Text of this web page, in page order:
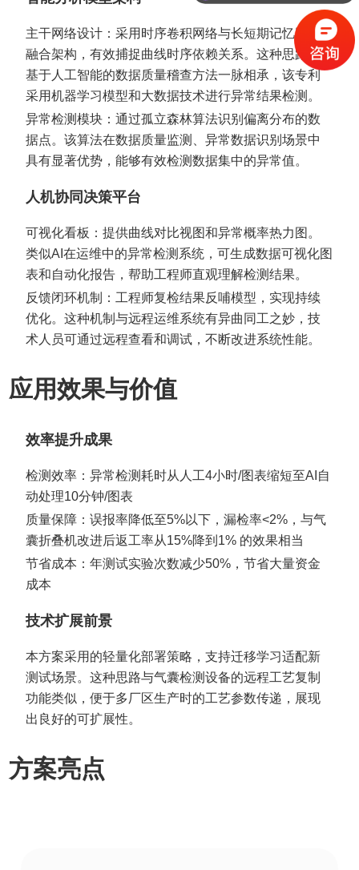
主干网络设计：采用时序卷积网络与长短期记忆网络
融合架构，有效捕捉曲线时序依赖关系。这种思路与
基于人工智能的数据质量稽查方法一脉相承，该专利
采用机器学习模型和大数据技术进行异常结果检测。
异常检测模块：通过孤立森林算法识别偏离分布的数
据点。该算法在数据质量监测、异常数据识别场景中
具有显著优势，能够有效检测数据集中的异常值。
人机协同决策平台
可视化看板：提供曲线对比视图和异常概率热力图。
类似AI在运维中的异常检测系统，可生成数据可视化图
表和自动化报告，帮助工程师直观理解检测结果。
反馈闭环机制：工程师复检结果反哺模型，实现持续
优化。这种机制与远程运维系统有异曲同工之妙，技
术人员可通过远程查看和调试，不断改进系统性能。
应用效果与价值
效率提升成果
检测效率：异常检测耗时从人工4小时/图表缩短至AI自
动处理10分钟/图表
质量保障：误报率降低至5%以下，漏检率<2%，与气
囊折叠机改进后返工率从15%降到1% 的效果相当
节省成本：年测试实验次数减少50%，节省大量资金
成本
技术扩展前景
本方案采用的轻量化部署策略，支持迁移学习适配新
测试场景。这种思路与气囊检测设备的远程工艺复制
功能类似，便于多厂区生产时的工艺参数传递，展现
出良好的可扩展性。
方案亮点